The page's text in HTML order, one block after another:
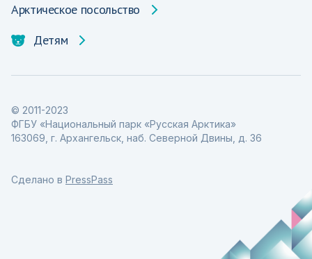
Арктическое посольство
Детям
© 2011-2023
ФГБУ «Национальный парк «Русская Арктика»
163069, г. Архангельск, наб. Северной Двины, д. 36
Сделано в PressPass